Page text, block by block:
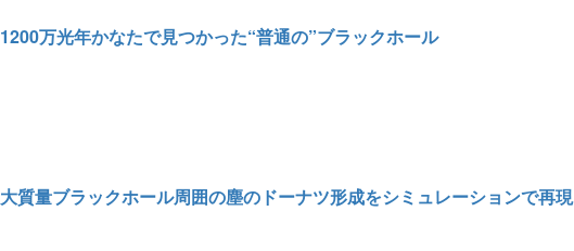
1200万光年かなたで見つかった“普通の”ブラックホール
大質量ブラックホール周囲の塵のドーナツ形成をシミュレーションで再現